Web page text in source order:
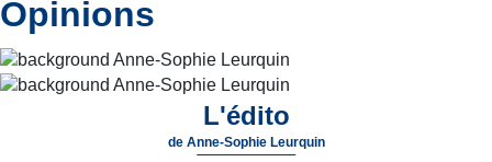
Opinions
L'édito
de Anne-Sophie Leurquin